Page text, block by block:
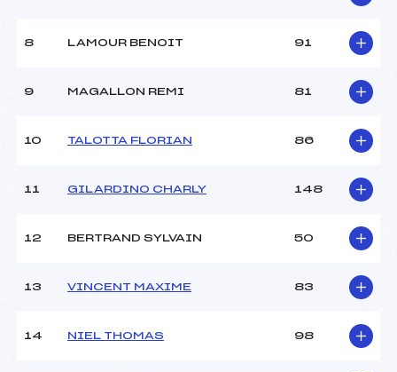
(AP)
Ouvreurs B :
Neige :
DURE
44
13H30
Ouvreurs A :
8 LAMOUR BENOIT 91
9 MAGALLON REMI 81
10 TALOTTA FLORIAN 86
11 GILARDINO CHARLY 148
12 BERTRAND SYLVAIN 50
13 VINCENT MAXIME 83
14 NIEL THOMAS 98